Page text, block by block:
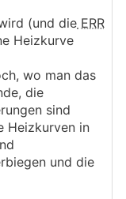
(und die ERR
Heizkurve
wo man das
die
sind
Heizkurven in
und die